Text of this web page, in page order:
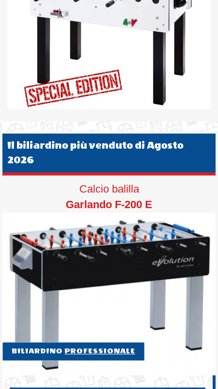
Il biliardino più venduto di Agosto
2026
Calcio balilla
Garlando F-200 E
BILIARDINO PROFESSIONALE